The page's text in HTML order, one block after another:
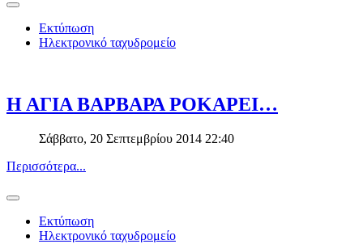
Εκτύπωση
Ηλεκτρονικό ταχυδρομείο
Η ΑΓΙΑ ΒΑΡΒΑΡΑ ΡΟΚΑΡΕΙ…
Σάββατο, 20 Σεπτεμβρίου 2014 22:40
Περισσότερα...
Εκτύπωση
Ηλεκτρονικό ταχυδρομείο